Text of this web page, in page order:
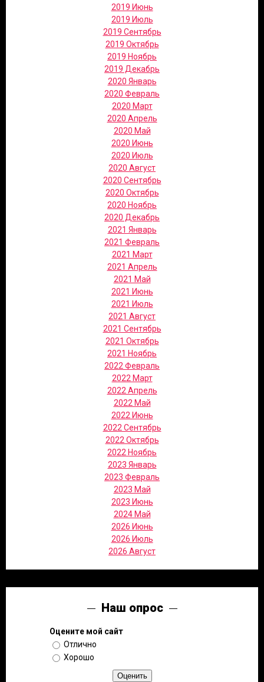
2019 Июнь
2019 Июль
2019 Сентябрь
2019 Октябрь
2019 Ноябрь
2019 Декабрь
2020 Январь
2020 Февраль
2020 Март
2020 Апрель
2020 Май
2020 Июнь
2020 Июль
2020 Август
2020 Сентябрь
2020 Октябрь
2020 Ноябрь
2020 Декабрь
2021 Январь
2021 Февраль
2021 Март
2021 Апрель
2021 Май
2021 Июнь
2021 Июль
2021 Август
2021 Сентябрь
2021 Октябрь
2021 Ноябрь
2022 Февраль
2022 Март
2022 Апрель
2022 Май
2022 Июнь
2022 Сентябрь
2022 Октябрь
2022 Ноябрь
2023 Январь
2023 Февраль
2023 Май
2023 Июнь
2024 Май
2026 Июнь
2026 Июль
2026 Август
Наш опрос
Оцените мой сайт
Отлично
Хорошо